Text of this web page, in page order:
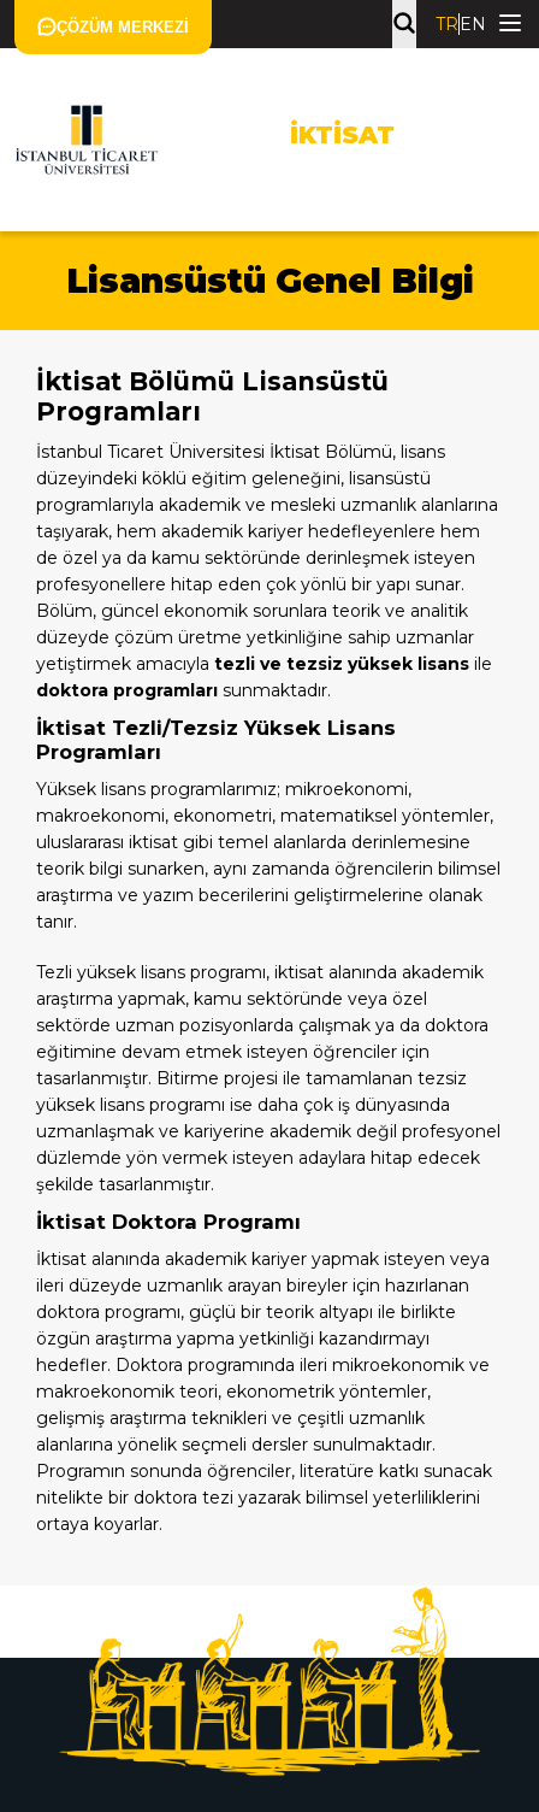
ÇÖZÜM MERKEZI TR EN
İKTISAT
Lisansüstü Genel Bilgi
İktisat Bölümü Lisansüstü
Programları
İstanbul Ticaret Üniversitesi İktisat Bölümü, lisans
düzeyindeki köklü eğitim geleneğini, lisansüstü
programlarıyla akademik ve mesleki uzmanlık alanlarına
taşıyarak, hem akademik kariyer hedefleyenlere hem
de özel ya da kamu sektöründe derinleşmek isteyen
profesyonellere hitap eden çok yönlü bir yapı sunar.
Bölüm, güncel ekonomik sorunlara teorik ve analitik
düzeyde çözüm üretme yetkinliğine sahip uzmanlar
yetiştirmek amacıyla tezli ve tezsiz yüksek lisans ile
doktora programları sunmaktadır.
İktisat Tezli/Tezsiz Yüksek Lisans
Programları
Yüksek lisans programlarımız; mikroekonomi,
makroekonomi, ekonometri, matematiksel yöntemler,
uluslararası iktisat gibi temel alanlarda derinlemesine
teorik bilgi sunarken, aynı zamanda öğrencilerin bilimsel
araştırma ve yazım becerilerini geliştirmelerine olanak
tanır.
Tezli yüksek lisans programı, iktisat alanında akademik
araştırma yapmak, kamu sektöründe veya özel
sektörde uzman pozisyonlarda çalışmak ya da doktora
eğitimine devam etmek isteyen öğrenciler için
tasarlanmıştır. Bitirme projesi ile tamamlanan tezsiz
yüksek lisans programı ise daha çok iş dünyasında
uzmanlaşmak ve kariyerine akademik değil profesyonel
düzlemde yön vermek isteyen adaylara hitap edecek
şekilde tasarlanmıştır.
İktisat Doktora Programı
İktisat alanında akademik kariyer yapmak isteyen veya
ileri düzeyde uzmanlık arayan bireyler için hazırlanan
doktora programı, güçlü bir teorik altyapı ile birlikte
özgün araştırma yapma yetkinliği kazandırmayı
hedefler. Doktora programında ileri mikroekonomik ve
makroekonomik teori, ekonometrik yöntemler,
gelişmiş araştırma teknikleri ve çeşitli uzmanlık
alanlarına yönelik seçmeli dersler sunulmaktadır.
Programın sonunda öğrenciler, literatüre katkı sunacak
nitelikte bir doktora tezi yazarak bilimsel yeterliliklerini
ortaya koyarlar.